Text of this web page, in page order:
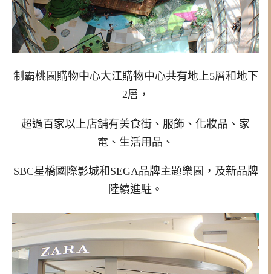
制霸桃園購物中心大江購物中心共有地上5層和地下
2層，
超過百家以上店舖有美食街、服飾、化妝品、家
電、生活用品、
SBC星橋國際影城和SEGA品牌主題樂園，及新品牌
陸續進駐。